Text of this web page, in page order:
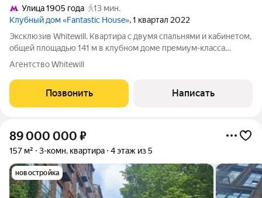
Улица 1905 года
13 мин.
Клубный дом «Fantastic House», 1 квартал 2022
Эксклюзив Whitewill. Квартира с двумя спальнями и кабинетом,
общей площадью 141 м в клубном доме премиум-класса
Fantastic House на четвертом этаже. Выполнена дизайнерская
встроенной бытовой
Агентство Whitewill
Позвонить Написать
89 000 000 ₽
157 м² 3-комн. квартира 4 этаж из 5
новостройка